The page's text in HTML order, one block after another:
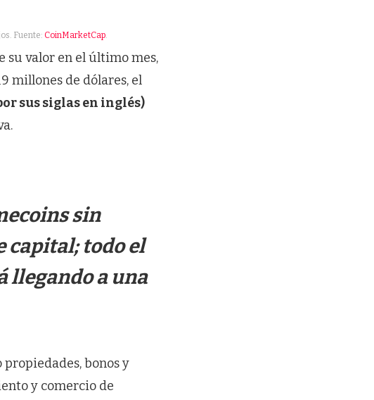
Fuente: CoinMarketCap
su valor en el último mes,
millones de dólares, el
sus siglas en inglés)
sin
capital; todo el
llegando a una
propiedades, bonos y
y comercio de